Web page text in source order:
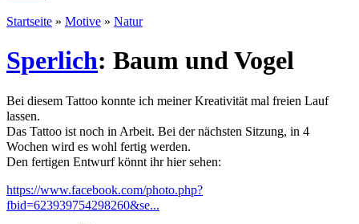
Startseite » Motive » Natur
Sperlich: Baum und Vogel
Bei diesem Tattoo konnte ich meiner Kreativität mal freien Lauf
lassen.
Das Tattoo ist noch in Arbeit. Bei der nächsten Sitzung, in 4
Wochen wird es wohl fertig werden.
Den fertigen Entwurf könnt ihr hier sehen:
https://www.facebook.com/photo.php?
fbid=623939754298260&se...